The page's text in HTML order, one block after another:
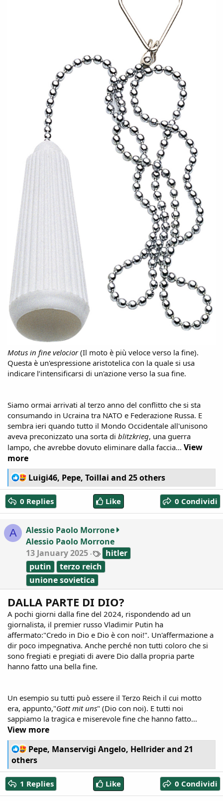
Motus in fine velocior(Il moto è più veloce verso la fine).
Questa è un'espressione aristotelica con la quale si usa
indicare l’intensificarsi di un'azione verso la sua fine.
Siamo ormai arrivati al terzo anno del conflitto che si sta
consumando in Ucraina tra NATO e Federazione Russa. E
sembra ieri quando tutto il Mondo Occidentale all'unisono
aveva preconizzato una sorta di blitzkrieg, una guerra
lampo, che avrebbe dovuto eliminare dalla faccia... View
more
R
e
a
c
t
o
n
s
:
Luigi46, Pepe, Toillai and 25 others
0 Replies Like 0 Condividi
A
Alessio Paolo Morrone
Alessio Paolo Morrone
13 January 2025
T
a
s
hitler
putin
terzo reich
unione sovietica
DALLA PARTE DI DIO?
A pochi giorni dalla fine del 2024, rispondendo ad un
giornalista, il premier russo Vladimir Putin ha
affermato:"Credo in Dio e Dio è con noi!". Un'affermazione a
dir poco impegnativa. Anche perché non tutti coloro che si
sono fregiati e pregiati di avere Dio dalla propria parte
hanno fatto una bella fine.
Un esempio su tutti può essere il Terzo Reich il cui motto
era, appunto,"Gott mit uns" (Dio con noi). E tutti noi
sappiamo la tragica e miserevole fine che hanno fatto...
View more
R
e
a
c
t
i
Pepe, Manservigi Angelo, Hellriderand 21
others
1 Replies Like 0 Condividi